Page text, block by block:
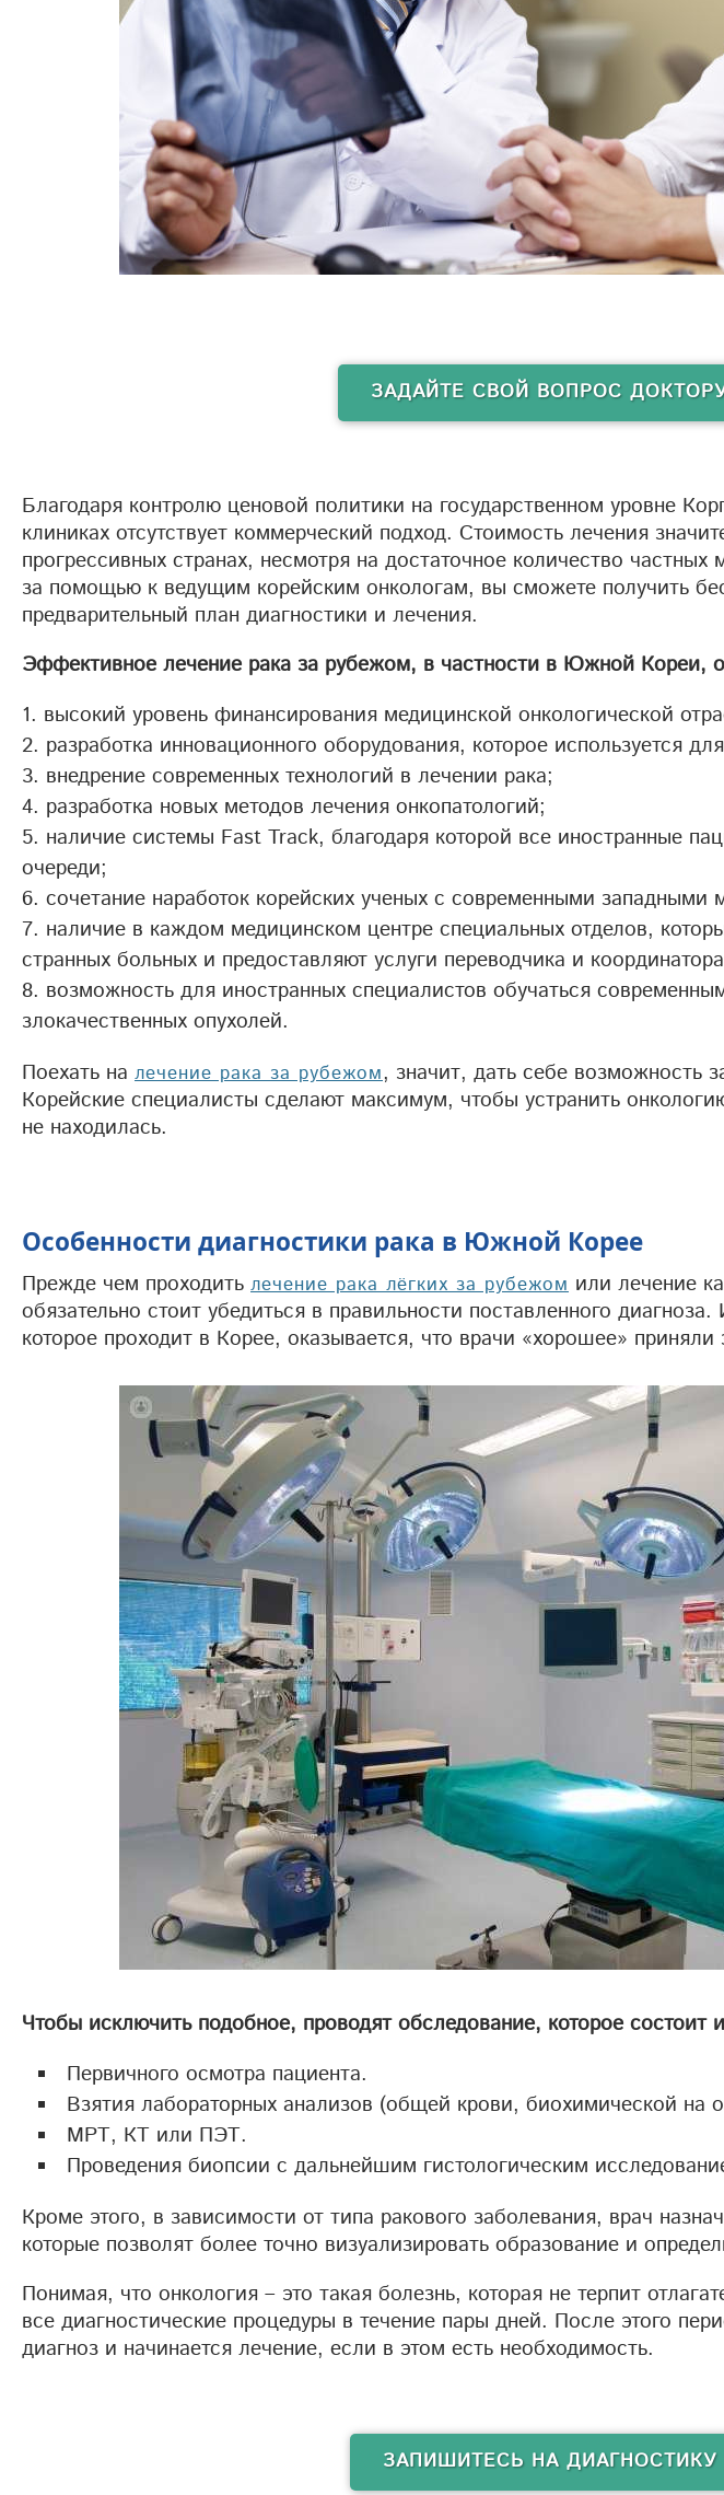
ЗАДАЙТЕ СВОЙ ВОПРОС
Благодаря контролю ценовой политики на государственном уровне
клиниках отсутствует коммерческий подход. Стоимость лечения
прогрессивных странах, несмотря на достаточное количество
за помощью к ведущим корейским онкологам, вы сможете получить
предварительный план диагностики и лечения.
Эффективное лечение рака за рубежом, в частности в Южной Кореи,
высокий уровень финансирования медицинской онкологической
разработка инновационного оборудования, которое используется
внедрение современных технологий в лечении рака;
разработка новых методов лечения онкопатологий;
наличие системы Fast Track, благодаря которой все иностранные
очереди;
сочетание наработок корейских ученых с современными западными
наличие в каждом медицинском центре специальных отделов,
странных больных и предоставляют услуги переводчика и
возможность для иностранных специалистов обучаться
злокачественных опухолей.
Поехать на лечение рака за рубежом, значит, дать себе возможность
Корейские специалисты сделают максимум, чтобы устранить
не находилась.
Особенности диагностики рака в Южной Корее
Прежде чем проходить лечение рака лёгких за рубежом или лечение
обязательно стоит убедиться в правильности поставленного
которое проходит в Корее, оказывается, что врачи «хорошее» приняли
Чтобы исключить подобное, проводят обследование, которое состоит
Первичного осмотра пациента.
Взятия лабораторных анализов (общей крови, биохимической на
МРТ, КТ или ПЭТ.
Проведения биопсии с дальнейшим гистологическим
Кроме этого, в зависимости от типа ракового заболевания, врач
которые позволят более точно визуализировать образование и
Понимая, что онкология – это такая болезнь, которая не терпит
все диагностические процедуры в течение пары дней. После этого
диагноз и начинается лечение, если в этом есть необходимость.
ЗАПИШИТЕСЬ НА ДИАГНОСТИКУ